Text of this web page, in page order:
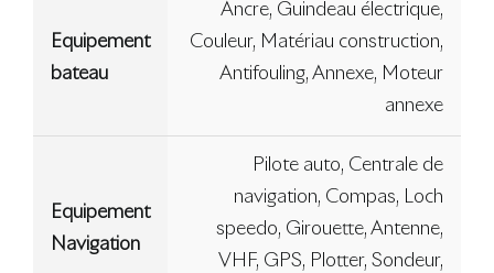
Equipement
bateau
Ancre, Guindeau électrique,
Couleur, Matériau construction,
Antifouling, Annexe, Moteur
annexe
Equipement
Navigation
Pilote auto, Centrale de
navigation, Compas, Loch
speedo, Girouette, Antenne,
VHF, GPS, Plotter, Sondeur,